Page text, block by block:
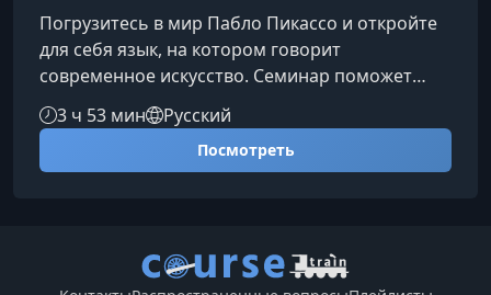
Погрузитесь в мир Пабло Пикассо и откройте
для себя язык, на котором говорит
современное искусство. Семинар поможет
увидеть в работах Пикассо не хаотичность, а
точную систему художественных решений,
понять замыслы мастера и научиться
уверенно ориентироваться в направлениях
структурированное и доступное объяснение
того, что стояло за новаторскими
3 ч 53 мин Русский
Посмотреть